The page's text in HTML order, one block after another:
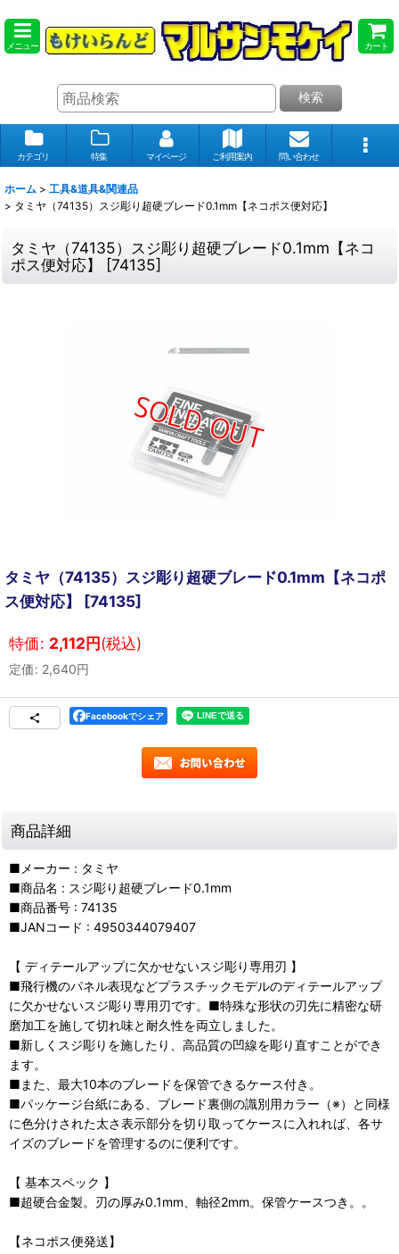
メニュー カート
検索
カテゴリ 特集 マイページ ご利用案内 問い合わせ
ホーム > 工具&道具&関連品
> タミヤ（74135）スジ彫り超硬ブレード0.1mm【ネコポス便対応】
タミヤ（74135）スジ彫り超硬ブレード0.1mm【ネコ
ポス便対応】
[74135]
タミヤ（74135）スジ彫り超硬ブレード0.1mm【ネコポ
ス便対応】
[74135]
特価: 2,112円(税込)
定価: 2,640円
Facebookでシェア
商品詳細
■メーカー : タミヤ
■商品名 : スジ彫り超硬ブレード0.1mm
■商品番号 : 74135
■JANコード : 4950344079407
【 ディテールアップに欠かせないスジ彫り専用刃 】
■飛行機のパネル表現などプラスチックモデルのディテールアップ
に欠かせないスジ彫り専用刃です。■特殊な形状の刃先に精密な研
磨加工を施して切れ味と耐久性を両立しました。
■新しくスジ彫りを施したり、高品質の凹線を彫り直すことができ
ます。
■また、最大10本のブレードを保管できるケース付き。
■パッケージ台紙にある、ブレード裏側の識別用カラー（※）と同様
に色分けされた太さ表示部分を切り取ってケースに入れれば、各サ
イズのブレードを管理するのに便利です。
【 基本スペック 】
■超硬合金製。刃の厚み0.1mm、軸径2mm。保管ケースつき。。
【ネコポス便発送】